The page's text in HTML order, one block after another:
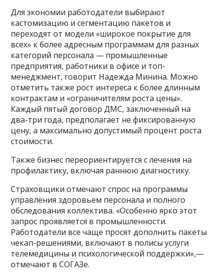
Для экономии работодатели выбирают
кастомизацию и сегментацию пакетов и
переходят от модели «широкое покрытие для
всех» к более адресным программам для разных
категорий персонала — промышленные
предприятия, работники в офисе и топ-
менеджмент, говорит Надежда Минина. Можно
отметить также рост интереса к более длинным
контрактам и «ограничителям роста цены».
Каждый пятый договор ДМС, заключенный на
два-три года, предполагает не фиксированную
цену, а максимально допустимый процент роста
стоимости.
Также бизнес переориентируется с лечения на
профилактику, включая раннюю диагностику.
Страховщики отмечают спрос на программы
управления здоровьем персонала и полного
обследования коллектива. «Особенно ярко этот
запрос проявляется в промышленности.
Работодатели все чаще просят дополнить пакеты
чекап-решениями, включают в полисы услуги
телемедицины и психологической поддержки»,—
отмечают в СОГАЗе.